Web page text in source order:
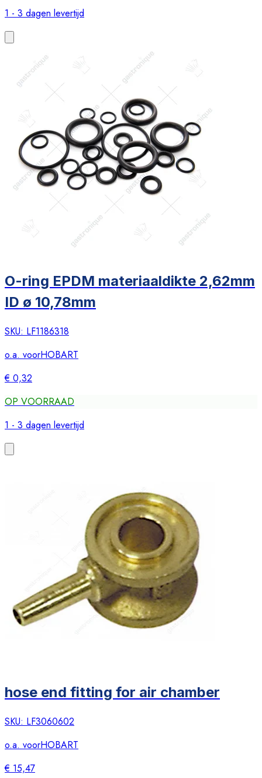
1 - 3 dagen levertijd
O-ring EPDM materiaaldikte 2,62mm
ID ø 10,78mm
SKU: LF1186318
o.a. voorHOBART
€ 0,32
OP VOORRAAD
1 - 3 dagen levertijd
hose end fitting for air chamber
SKU: LF3060602
o.a. voorHOBART
€ 15,47